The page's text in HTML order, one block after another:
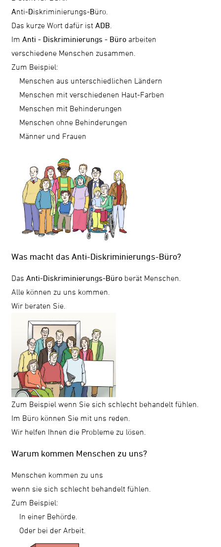
Anti-Diskriminierungs-Büro.
Das kurze Wort dafür istADB
Im Anti - Diskriminierungs ­- Büro arbeiten
verschiedene Menschen zusammen.
Zum Beispiel:
Menschen aus unterschiedlichen Ländern
Menschen mit verschiedenen Haut-Farben
Menschen mit Behinderungen
Menschen ohne Behinderungen
Männer und Frauen
Was macht das Anti-Diskriminierungs-Büro?
DasAnti-Diskriminierungs-Büro berät Menschen.
Alle können zu uns kommen.
Wir beraten Sie.
Zum Beispiel wenn Sie sich schlecht behandelt fühlen.
Im Büro können Sie mit uns reden.
Wir helfen Ihnen die Probleme zu lösen.
Warum kommen Menschen zu uns?
Menschen kommen zu uns
wenn sie sich schlecht behandelt fühlen.
Zum Beispiel:
In einer Behörde.
Oder bei der Arbeit.